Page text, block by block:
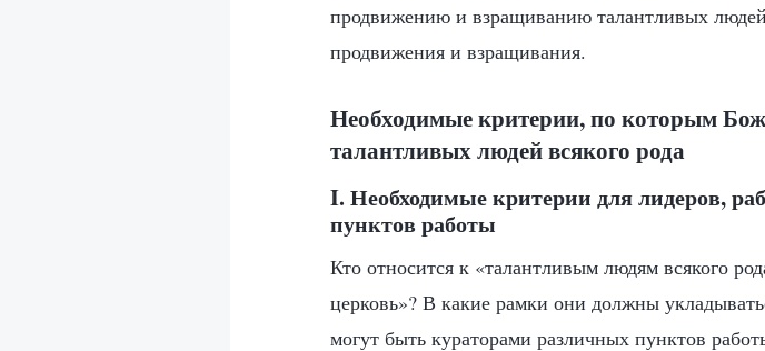
продвижению и взращиванию талантливых
продвижения и взращивания.
Необходимые критерии, по которым
талантливых людей всякого рода
I. Необходимые критерии для лидеров,
пунктов работы
Кто относится к «талантливым людям всякого
церковь»? В какие рамки они должны
могут быть кураторами различных пунктов